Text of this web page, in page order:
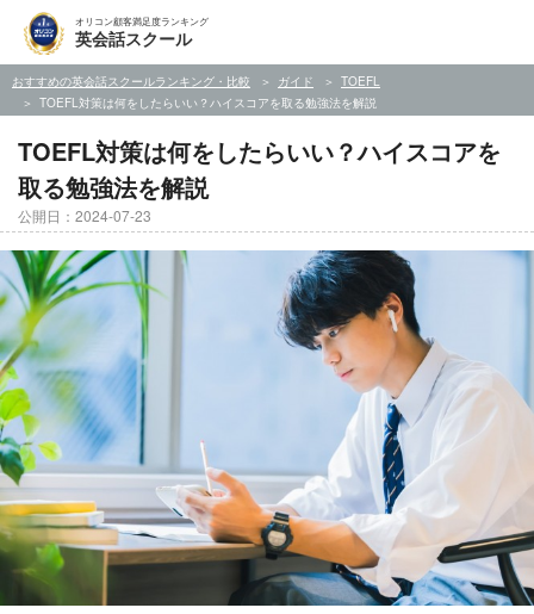
オリコン顧客満足度ランキング
英会話スクール
おすすめの英会話スクールランキング・比較 ガイド
TOEFL
TOEFL対策は何をしたらいい？ハイスコアを取る勉強法を解説
TOEFL対策は何をしたらいい？ハイスコアを
取る勉強法を解説
公開日：2024-07-23